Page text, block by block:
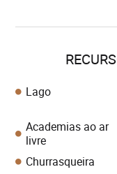
Lago
Academias ao ar
livre
Churrasqueira